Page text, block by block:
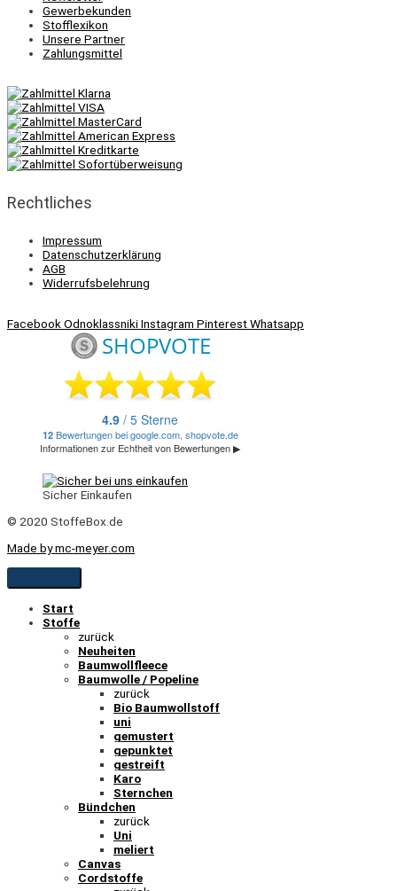
Gewerbekunden
Stofflexikon
Unsere Partner
Zahlungsmittel
Rechtliches
Impressum
Datenschutzerklärung
AGB
Widerrufsbelehrung
FacebookOdnoklassnikiInstagram PinterestWhatsapp
Sicher Einkaufen
© 2020 StoffeBox.de
Made by mc-meyer.com
Start
Stoffe
zurück
Neuheiten
Baumwollfleece
Baumwolle / Popeline
zurück
Bio Baumwollstoff
uni
gemustert
gepunktet
gestreift
Karo
Sternchen
Bündchen
zurück
Uni
meliert
Canvas
Cordstoffe